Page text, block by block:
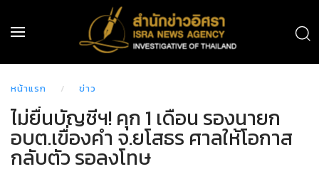
หน้าแรก ข่าว
ไม่ยื่นบัญชีฯ! คุก 1 เดือน รองนายก
อบต.เขื่องคํา จ.ยโสธร ศาลให้โอกาส
กลับตัว รอลงโทษ